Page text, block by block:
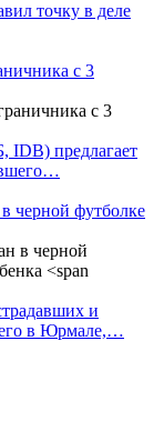
точку в деле
с 3
IDB) предлагает
черной футболке
и
в Юрмале,…